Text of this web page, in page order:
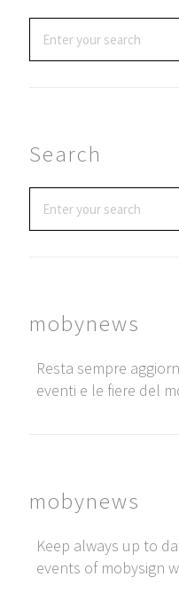
Search
mobynews
Resta sempre
eventi e le fiere del
mobynews
Keep always up to
events of mobysign